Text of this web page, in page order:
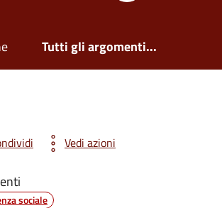
Tutti gli argomenti...
Vedi azioni
sociale